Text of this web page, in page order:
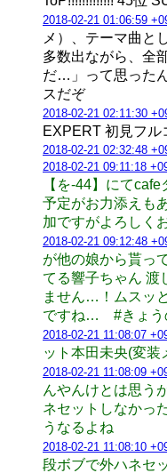
2018-02-21 01:06:59
メ）、テーマ曲と
多数出ながら、全
だ…」って思った
スだぞ
2018-02-21 02:11:30
EXPERT 初見フル
2018-02-21 02:32:48
2018-02-21 09:11:18
【を-44】にて
予定がお力添えも
加ですがよろしく
2018-02-21 09:12:48
が他の娘から貰っ
てる響子ちゃん 渡
ません…！ムスッ
ですね… #きょう
2018-02-21 11:08:07
ット本田未央(変装
2018-02-21 11:08:09
んやんけとは思う
ネセットしなかっ
うなるよね
2018-02-21 11:08:10
段ボブで外ハネセ